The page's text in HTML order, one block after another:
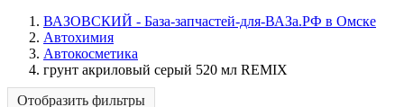
ВАЗОВСКИЙ - База-запчастей-для-ВАЗа.РФ в Омске
Автохимия
Автокосметика
грунт акриловый серый 520 мл REMIX
Отобразить фильтры